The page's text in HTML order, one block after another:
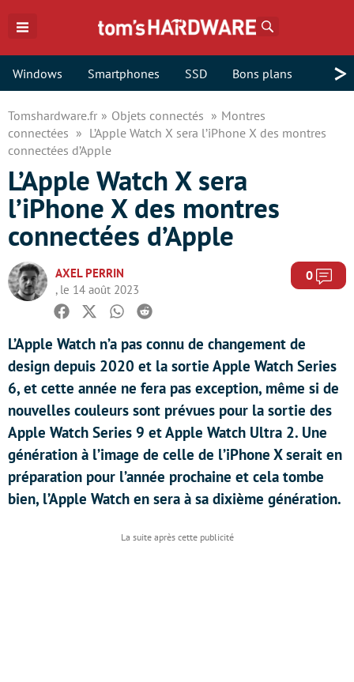
Windows Smartphones SSD Bons plans >
Tomshardware.fr Objets connectés
Montres
connectées
L’Apple Watch X sera l’iPhone X des montres
connectées d’Apple
L’Apple Watch X sera
l’iPhone X des montres
connectées d’Apple
AXEL PERRIN
, le 14 août 2023
0
Facebook
TwitterWhatsapp
Reddit
L’Apple Watch n’a pas connu de changement de
design depuis 2020 et la sortie Apple Watch Series
6, et cette année ne fera pas exception, même si de
nouvelles couleurs sont prévues pour la sortie des
Apple Watch Series 9 et Apple Watch Ultra 2. Une
génération à l’image de celle de l’iPhone X serait en
préparation pour l’année prochaine et cela tombe
bien, l’Apple Watch en sera à sa dixième génération.